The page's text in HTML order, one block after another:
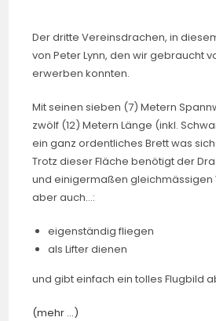
Der dritte Vereinsdrachen, in
von Peter Lynn, den wir gebraucht
erwerben konnten.
Mit seinen sieben (7) Metern
zwölf (12) Metern Länge (inkl.
ein ganz ordentliches Brett was
Trotz dieser Fläche benötigt der
und einigermaßen gleichmässigen
aber auch…:
eigenständig fliegen
als Lifter dienen
und gibt einfach ein tolles Flugbild
(mehr …)